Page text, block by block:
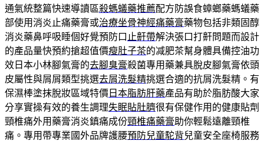
通氣統整篇快速導讀區殺螞蟻藥推薦配方防誤食蟑螂藥螞蟻藥
部使用消炎止痛藥膏或治療坐骨神經痛藥膏藥物包括非類固醇
消炎藥鼻呼吸睡個好覺預防口 止鼾帶解決張口打鼾問題而設計
的產品量快預約搶超值價瘦肚子茶的减肥茶幫身體具備控油功
效日本小林腳氣膏的去腳臭膏殺菌專用藥兼具脫皮腳氣膏依頭
皮屬性與屑屑類型挑選去屑洗髮精挑選合適的抗屑洗髮精。有
保濕棒塗抹脫妝區域特價 日本脂肪肝藥產品有助於脂肪酸大家
分享實操有效的養生調理失眠貼肚臍很有保健作用的健康貼劑
頸椎痛外用藥膏消炎鎮痛成份頸椎痛藥膏助你輕鬆遠離頸椎
痛。專用帶專業國外品牌護腰預防兒童駝背兒童安全座椅服務